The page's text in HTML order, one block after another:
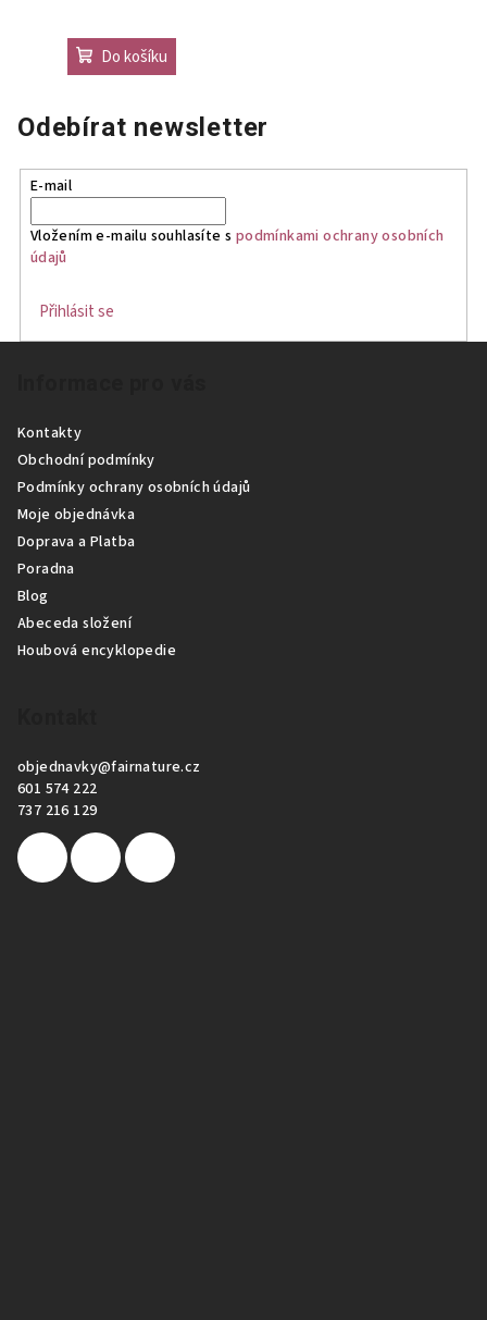
Do košíku
Odebírat newsletter
E-mail
Vložením e-mailu souhlasíte s podmínkami ochrany osobních
údajů
Přihlásit se
Kontakty
Obchodní podmínky
Podmínky ochrany osobních údajů
Moje objednávka
Doprava a Platba
Poradna
Blog
Abeceda složení
Houbová encyklopedie
objednavky@fairnature.cz
601 574 222
737 216 129